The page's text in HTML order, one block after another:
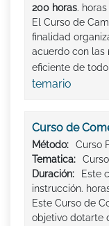
200 horas. horas
El Curso de
finalidad
acuerdo con las
eficiente de
temario
Curso de
Método:
Curso
Tematica:
Duración:
Este
instrucción.
Este Curso de
objetivo dotarte